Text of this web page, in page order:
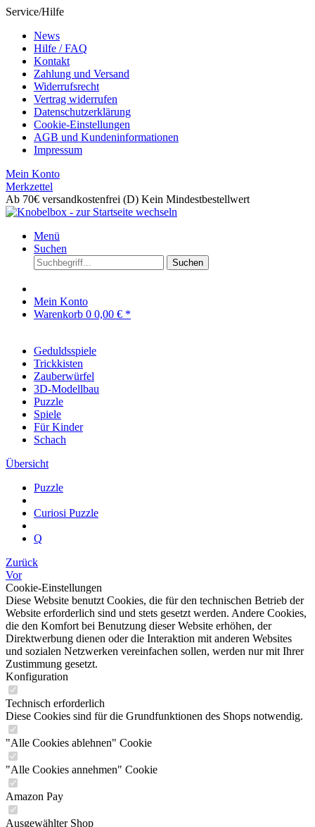
Service/Hilfe
News
Hilfe / FAQ
Kontakt
Zahlung und Versand
Widerrufsrecht
Vertrag widerrufen
Datenschutzerklärung
Cookie-Einstellungen
AGB und Kundeninformationen
Impressum
Mein Konto
Merkzettel
Ab 70€ versandkostenfrei (D) Kein Mindestbestellwert
Menü
Suchen
Suchen
Mein Konto
Warenkorb 0 0,00 € *
Geduldsspiele
Trickkisten
Zauberwürfel
3D-Modellbau
Puzzle
Spiele
Für Kinder
Schach
Übersicht
Puzzle
Curiosi Puzzle
Q
Zurück
Vor
Cookie-Einstellungen
Diese Website benutzt Cookies, die für den technischen Betrieb der
Website erforderlich sind und stets gesetzt werden. Andere Cookies,
die den Komfort bei Benutzung dieser Website erhöhen, der
Direktwerbung dienen oder die Interaktion mit anderen Websites
und sozialen Netzwerken vereinfachen sollen, werden nur mit Ihrer
Zustimmung gesetzt.
Konfiguration
Technisch erforderlich
Diese Cookies sind für die Grundfunktionen des Shops notwendig.
"Alle Cookies ablehnen" Cookie
"Alle Cookies annehmen" Cookie
Amazon Pay
Ausgewählter Shop